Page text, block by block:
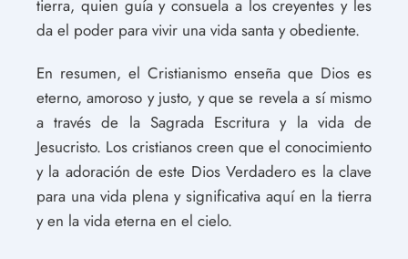
tierra, quien guía y consuela a los creyentes y les
da el poder para vivir una vida santa y obediente.
En resumen, el Cristianismo enseña que Dios es
eterno, amoroso y justo, y que se revela a sí mismo
a través de la Sagrada Escritura y la vida de
Jesucristo. Los cristianos creen que el conocimiento
y la adoración de este Dios Verdadero es la clave
para una vida plena y significativa aquí en la tierra
y en la vida eterna en el cielo.